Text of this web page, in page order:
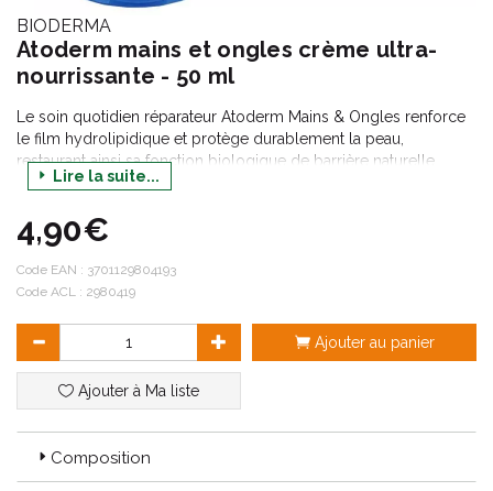
BIODERMA
Atoderm mains et ongles crème ultra-
nourrissante - 50 ml
Le soin quotidien réparateur Atoderm Mains & Ongles renforce
le film hydrolipidique et protège durablement la peau,
restaurant ainsi sa fonction biologique de barrière naturelle.
Formule parfumée
Hypoallergénique
Lire la suite...
4,90€
Code EAN : 3701129804193
Code ACL : 2980419
Ajouter au panier
Ajouter à Ma liste
Composition